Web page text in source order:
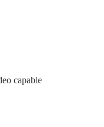
capable